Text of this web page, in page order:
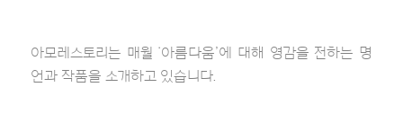
아모레스토리는 매월 ‘아름다움’에 대해 영감을 전하는 명
언과 작품을 소개하고 있습니다.